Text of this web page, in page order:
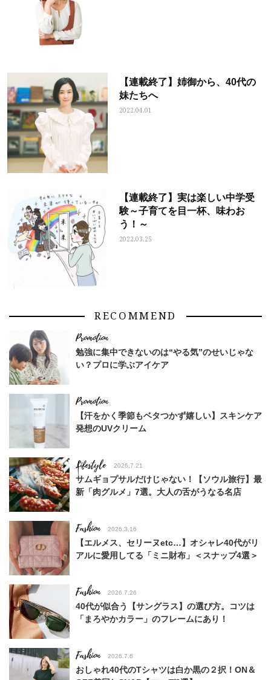
【連載終了】姉御から、40代の
妹たちへ
2022.04.01
【連載終了】実は楽しい中学受
験～子育てを目一杯、味わお
う！～
2022.03.25
RECOMMEND
勉強に集中できないのは“やる気”のせいじゃな
い？プロに学ぶアイケア
【汗をかく季節もベタつかず嬉しい】スキンケア
発想のUVクリーム
Lifestyle 2026.7.21
サムギョプサルだけじゃない！【ソウル旅行】最
新「肉グルメ」7選。大人の舌がうなる名店
Fashion 2026.3.16
【エルメス、セリーヌetc…】オシャレ40代がリ
アルに愛用してる「ミニ財布」＜スナップ4選＞
Fashion 2026.7.26
40代が似合う【サングラス】の選び方。コツは
「まろやかカラー」のフレームにあり！
Fashion 2026.7.6
おしゃれ40代のTシャツは白か黒の２択！ON＆